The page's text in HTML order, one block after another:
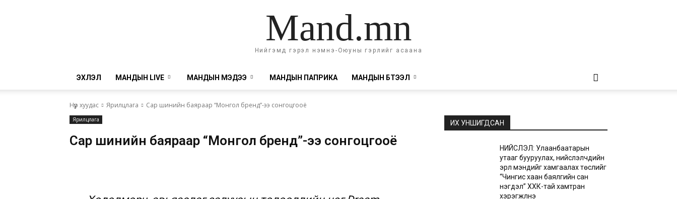
Mand.mn
Нийгэмд гэрэл нэмнэ-Оюуны гэрлийг асаана
ЭХЛЭЛ МАНДЫН LIVE МАНДЫН МЭДЭЭ МАНДЫН ПАПРИКА МАНДЫН БҮТЭЭЛ
Нүүр хуудас Ярилцлага Сар шинийн баяраар “Монгол бренд”-ээ сонгоцгооё
Ярилцлага
Сар шинийн баяраар “Монгол бренд”-ээ сонгоцгооё
ИХ УНШИГДСАН
НИЙСЛЭЛ: Улаанбаатарын
утааг бууруулах, нийслэлчүүдийн
эрүүл мэндийг хамгаалах төслийг
“Чингис хаан баялгийн сан
нэгдэл” ХХК-тай хамтран
хэрэгжүүлнэ